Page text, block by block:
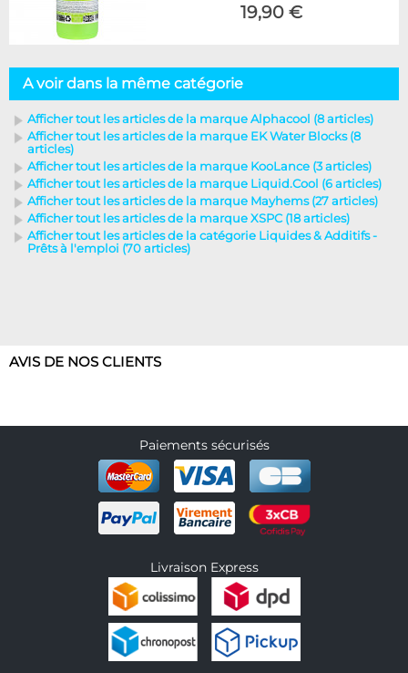
19,90 €
A voir dans la même catégorie
Afficher tout les articles de la marque Alphacool (8 articles)
Afficher tout les articles de la marque EK Water Blocks (8
articles)
Afficher tout les articles de la marque KooLance (3 articles)
Afficher tout les articles de la marque Liquid.Cool (6 articles)
Afficher tout les articles de la marque Mayhems (27 articles)
Afficher tout les articles de la marque XSPC (18 articles)
Afficher tout les articles de la catégorie Liquides & Additifs -
Prêts à l'emploi (70 articles)
AVIS DE NOS CLIENTS
Paiements sécurisés
Livraison Express